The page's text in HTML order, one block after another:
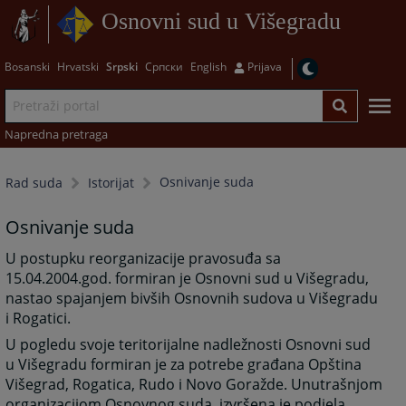
Osnovni sud u Višegradu
Bosanski Hrvatski Srpski Српски English Prijava
Napredna pretraga
Rad suda Istorijat Osnivanje suda
Osnivanje suda
U postupku reorganizacije pravosuđa sa
15.04.2004.god. formiran je Osnovni sud u Višegradu,
nastao spajanjem bivših Osnovnih sudova u Višegradu
i Rogatici.
U pogledu svoje teritorijalne nadležnosti Osnovni sud
u Višegradu formiran je za potrebe građana Opština
Višegrad, Rogatica, Rudo i Novo Goražde. Unutrašnjom